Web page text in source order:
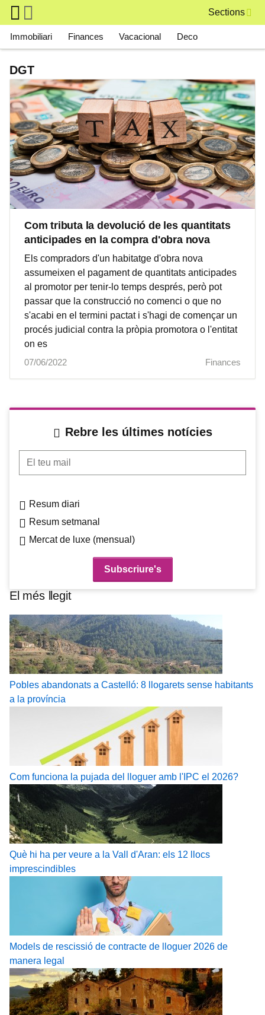
Skip to main content
Sections
Main navigation
Immobiliari Finances Vacacional Deco
DGT
Com tributa la devolució de les quantitats
anticipades en la compra d'obra nova
Els compradors d'un habitatge d'obra nova
assumeixen el pagament de quantitats anticipades
al promotor per tenir-lo temps després, però pot
passar que la construcció no comenci o que no
s'acabi en el termini pactat i s'hagi de començar un
procés judicial contra la pròpia promotora o l'entitat
on es
07/06/2022
Finances
Rebre les últimes notícies
El teu mail
Resum diari
Resum setmanal
Mercat de luxe (mensual)
El més llegit
Pobles abandonats a Castelló: 8 llogarets sense habitants
a la província
Com funciona la pujada del lloguer amb l'IPC el 2026?
Què hi ha per veure a la Vall d'Aran: els 12 llocs
imprescindibles
Models de rescissió de contracte de lloguer 2026 de
manera legal